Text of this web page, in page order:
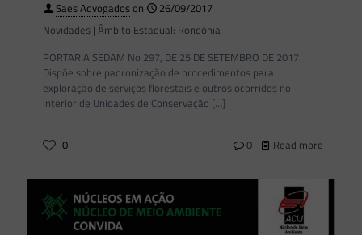
Saes Advogadoson
26/09/2017
Novidades | Âmbito Estadual: Rondônia
PORTARIA SEDAM No 297, DE 25 DE SETEMBRO DE 2017
Dispõe sobre padronização de procedimentos para
exploração de serviços florestais e outros ocorridos no
interior de Unidades de Conservação […]
0 0 Read more